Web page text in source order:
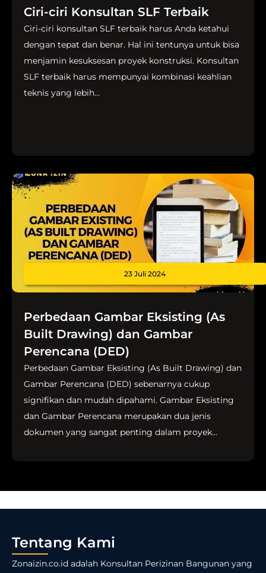
Ciri-ciri Konsultan SLF Terbaik
Ciri-ciri konsultan SLF terbaik harus Anda ketahui
dengan tepat dan benar. Hal ini tentunya untuk bisa
menjamin kesuksesan proyek konstruksi. Konsultan
SLF terbaik harus mempunyai kombinasi keahlian
teknis yang lebih...
23 Juli 2024
Perbedaan Gambar Eksisting (As
Built Drawing) dan Gambar
Perencana (DED)
Perbedaan Gambar Eksisting (As Built Drawing) dan
Gambar Perencana (DED) sebenarnya cukup
signifikan dan mudah dipahami. Gambar Eksisting
dan Gambar Perencana merupakan dua jenis
dokumen yang sangat penting dalam proyek...
Tentang Kami
Zonaizin.co.id adalah Konsultan Perizinan Bangunan yang